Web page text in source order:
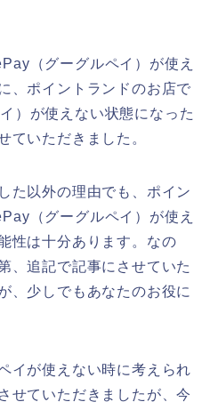
（グーグルペイ）が使え
、ポイントランドのお店で
）が使えない状態になった
ていただきました。
た以外の理由でも、ポイン
（グーグルペイ）が使え
性は十分あります。なの
、追記で記事にさせていた
、少しでもあなたのお役に
イが使えない時に考えられ
せていただきましたが、今